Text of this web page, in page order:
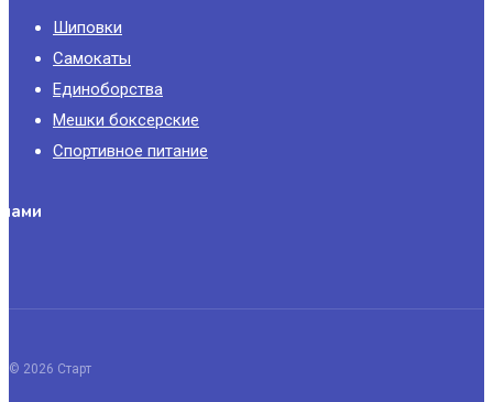
Шиповки
Самокаты
Единоборства
Мешки боксерские
Спортивное питание
© 2026 Старт